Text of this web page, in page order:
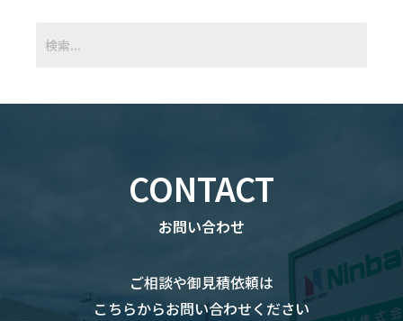
CONTACT
お問い合わせ
ご相談や御見積依頼は
こちらからお問い合わせください